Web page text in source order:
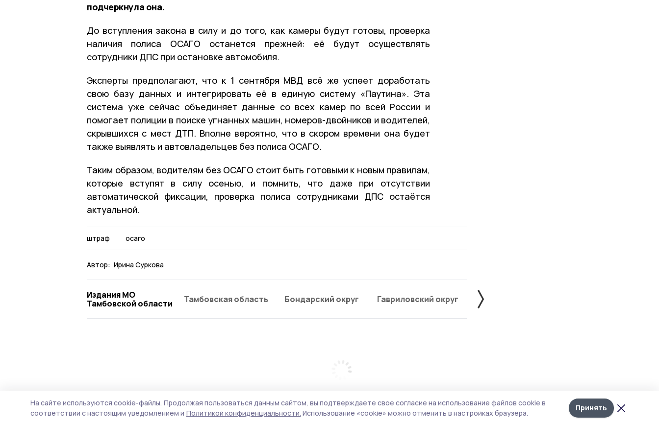
Лента
новостей
подчеркнула она.
До вступления закона в силу и до того, как камеры будут готовы, проверка
наличия полиса ОСАГО останется прежней: её будут осуществлять
сотрудники ДПС при остановке автомобиля.
Эксперты предполагают, что к 1 сентября МВД всё же успеет доработать
свою базу данных и интегрировать её в единую систему «Паутина». Эта
система уже сейчас объединяет данные со всех камер по всей России и
помогает полиции в поиске угнанных машин, номеров-двойников и водителей,
скрывшихся с мест ДТП. Вполне вероятно, что в скором времени она будет
также выявлять и автовладельцев без полиса ОСАГО.
Таким образом, водителям без ОСАГО стоит быть готовыми к новым правилам,
которые вступят в силу осенью, и помнить, что даже при отсутствии
автоматической фиксации, проверка полиса сотрудниками ДПС остаётся
актуальной.
штраф осаго
Автор: Ирина Суркова
Издания МО
Тамбовской области
Тамбовская область Бондарский округ Гавриловский округ Жердевский округ
На сайте используются cookie-файлы. Продолжая пользоваться данным сайтом, вы подтверждаете свое согласие на использование файлов cookie в
соответствии с настоящим уведомлением и Политикой конфиденциальности. Использование «cookie» можно отменить в настройках браузера.
Принять